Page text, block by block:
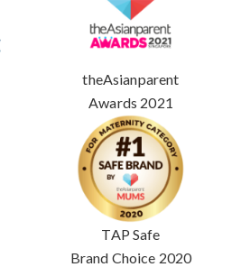
theAsianparent
Awards 2021
TAP Safe
Brand Choice 2020